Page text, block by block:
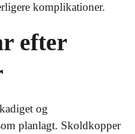
komplikationer.
efter
og
planlagt. Skoldkopper